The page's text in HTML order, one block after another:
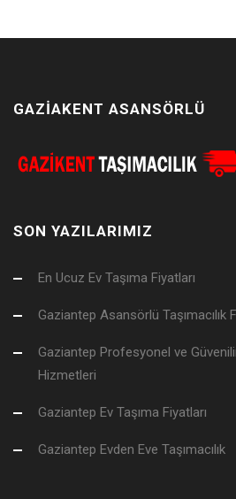
GAZİAKENT ASANSÖRLÜ
SON YAZILARIMIZ
En Ucuz Ev Taşıma Fiyatları
Gaziantep Asansörlü Taşımacılık
Gaziantep Profesyonel ve Güvenilir
Hizmetleri
Gaziantep Ev Taşıma Fiyatları
Gaziantep Evden Eve Taşımacılık